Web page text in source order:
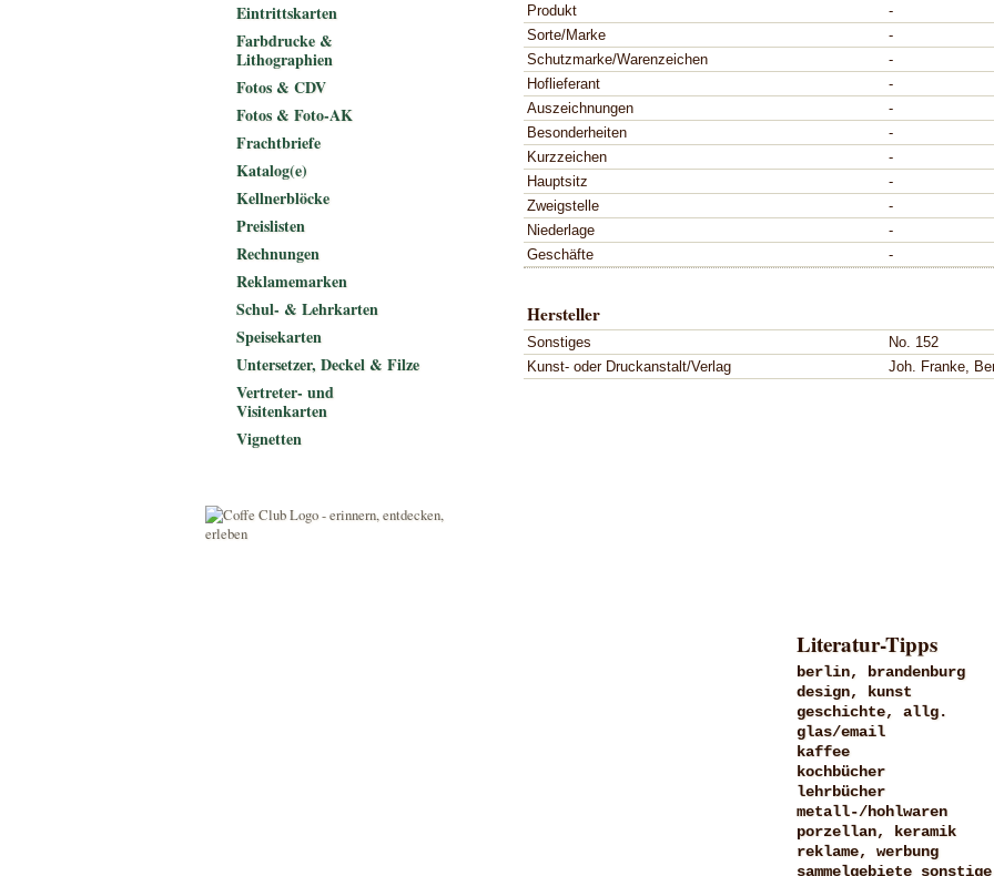
Produkt
-
Sorte/Marke
-
Schutzmarke/Warenzeichen
-
Hoflieferant
-
Auszeichnungen
-
Besonderheiten
-
Kurzzeichen
-
Hauptsitz
-
Zweigstelle
-
Niederlage
-
Geschäfte
-
Hersteller
Sonstiges
No. 152
Kunst- oder Druckanstalt/Verlag
Joh. Franke,
Eintrittskarten
Farbdrucke &
Lithographien
Fotos & CDV
Fotos & Foto-AK
Frachtbriefe
Katalog(e)
Kellnerblöcke
Preislisten
Rechnungen
Reklamemarken
Schul- & Lehrkarten
Speisekarten
Untersetzer, Deckel & Filze
Vertreter- und
Visitenkarten
Vignetten
Literatur-Tipps
berlin, brandenburg
design, kunst
geschichte, allg.
glas/email
kaffee
kochbücher
lehrbücher
metall-/hohlwaren
porzellan, keramik
reklame, werbung
sammelgebiete sonstige